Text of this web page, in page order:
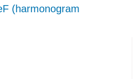
(harmonogram